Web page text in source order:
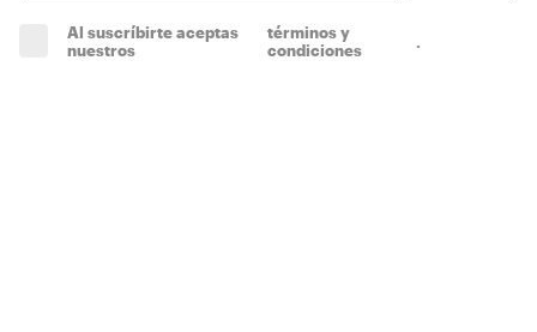
Al suscríbirte aceptas
nuestros
términos y
condiciones